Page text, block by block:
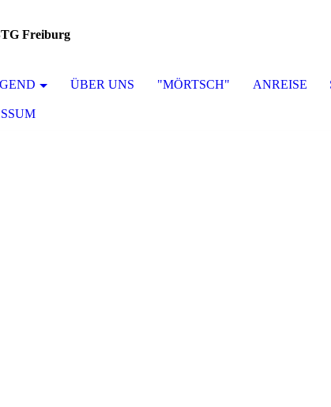
Freiburg
ÜBER UNS "MÖRTSCH" ANREISE